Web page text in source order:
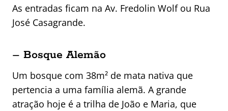
As entradas ficam na Av. Fredolin Wolf ou Rua
José Casagrande.
– Bosque Alemão
Um bosque com 38m² de mata nativa que
pertencia a uma família alemã. A grande
atração hoje é a trilha de João e Maria, que